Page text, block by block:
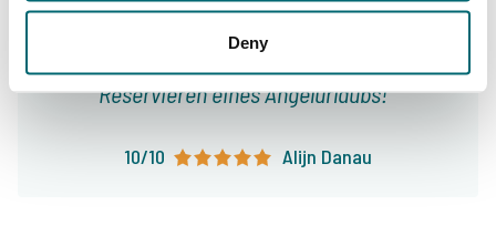
Deny
Informationen. Absolut führend im Sektor
Angelurlaube und meine erste Wahl für das
Reservieren eines Angelurlaubs!
10/10 Alijn Danau